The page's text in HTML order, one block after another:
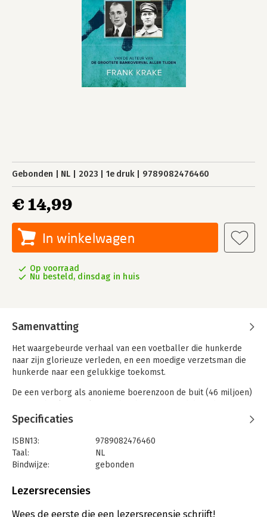
Gebonden NL 2023 1e druk 9789082476460
€ 14,99
In winkelwagen
Op voorraad
Nu besteld, dinsdag in huis
Samenvatting
Het waargebeurde verhaal van een voetballer die hunkerde
naar zijn glorieuze verleden, en een moedige verzetsman die
hunkerde naar een gelukkige toekomst.
De een verborg als anonieme boerenzoon de buit (46 miljoen)
opgepakt en was sindsdien spoorloos.
De ander werd in heel Duitsland geadoreerd, scoorde meer
dan 400 competitiedoelpunten en was aanvoerder van het
nationale voetbalelftal. Er werd bij leven een boek over hem
geschreven en zelfs een film over hem gemaakt.
omstandigheden in een Duits concentratiekamp.
De verzetsman en de voetbalheld is een logisch vervolg op de
Specificaties
ISBN13:
9789082476460
Taal:
NL
Bindwijze:
gebonden
Uitgever:
Verschijningsdatum:
28-3-2023
Lezersrecensies
Wees de eerste die een lezersrecensie schrijft!